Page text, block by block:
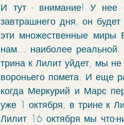
И тут - внимание! У нее
завтрашнего дня, он
эти множественные миры
нам... наиболее реальной.
трина к Лилит уйдет, мы
вороньего помета. И еще
когда Меркурий и Марс
уже 1 октября, в трине к
Лилит 16 октября мы что-